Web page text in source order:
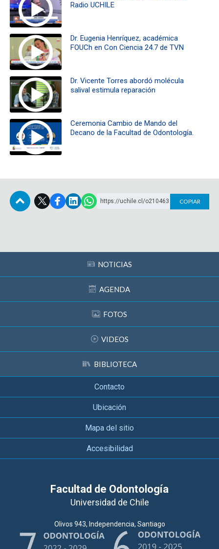
Radio UCHILE
Dr. Eugenia Henríquez, académica
FOUCh en Con Ciencia 24.7 de TVN
Dr. Vicente Torres abordó molécula
salival estimula reparación
Ceremonia Cambio de Mando del
Decano de la Facultad de Odontología.
https://uchile.cl/o210463 COPIAR
NOTICIAS
AGENDA
FOTOS
VIDEOS
BIBLIOTECA
Contacto
Ubicación
Mapa del sitio
Accesibilidad
Facultad de Odontología
Universidad de Chile
Olivos 943, Independencia, Santiago